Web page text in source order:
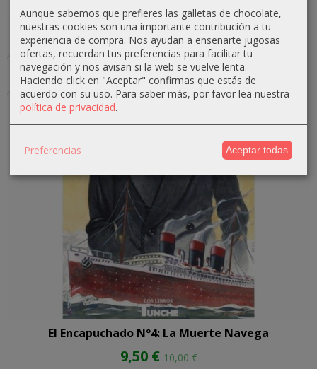
Agotado
El Encapuchado Nº4: La Muerte Navega
9,50 €10,00 €
Aunque sabemos que prefieres las galletas de chocolate,
nuestras cookies son una importante contribución a tu
experiencia de compra. Nos ayudan a enseñarte jugosas
ofertas, recuerdan tus preferencias para facilitar tu
navegación y nos avisan si la web se vuelve lenta.
Haciendo click en "Aceptar" confirmas que estás de
acuerdo con su uso. Para saber más, por favor lea nuestra
política de privacidad.
Preferencias Aceptar todas